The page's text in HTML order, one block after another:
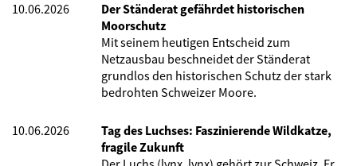
10.06.2026
Der Ständerat gefährdet historischen
Moorschutz
Mit seinem heutigen Entscheid zum
Netzausbau beschneidet der Ständerat
grundlos den historischen Schutz der stark
bedrohten Schweizer Moore.
10.06.2026
Tag des Luchses: Faszinierende Wildkatze,
fragile Zukunft